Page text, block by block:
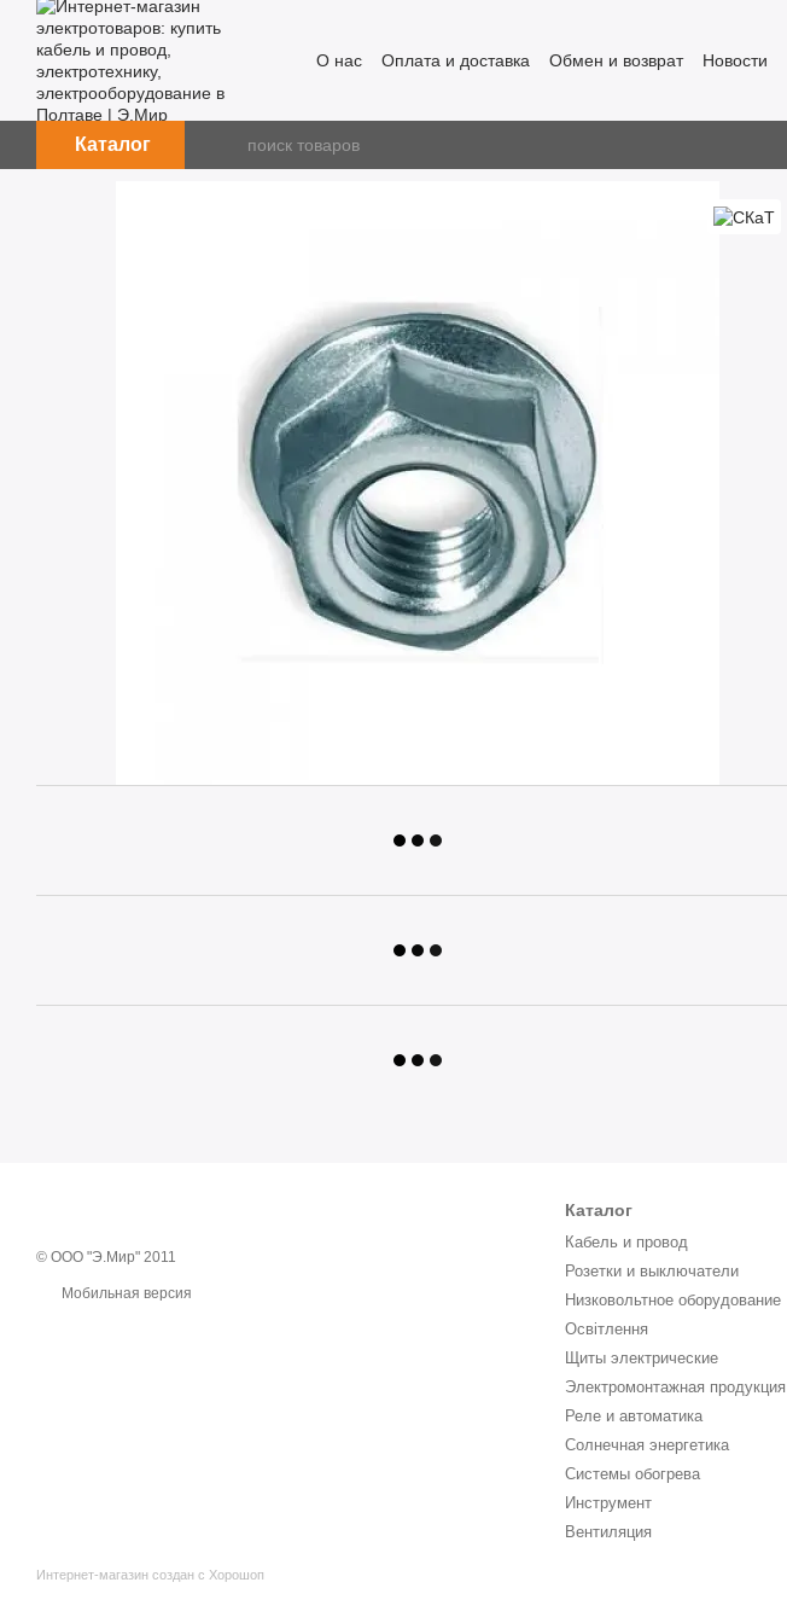
Перейти к основному контенту
О нас Оплата и доставка Обмен и возврат Новости
Каталог
© ООО "Э.Мир" 2011
Мобильная версия
Интернет-магазин создан с Хорошоп
Каталог
Кабель и провод
Розетки и выключатели
Низковольтное оборудование
Освітлення
Щиты электрические
Электромонтажная продукция
Реле и автоматика
Солнечная энергетика
Системы обогрева
Инструмент
Вентиляция